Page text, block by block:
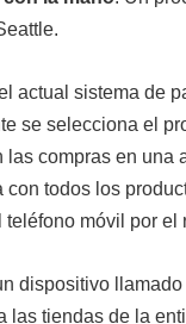
actual sistema de
se selecciona el
las compras en
con todos los
teléfono móvil por
dispositivo llamado
las tiendas de la